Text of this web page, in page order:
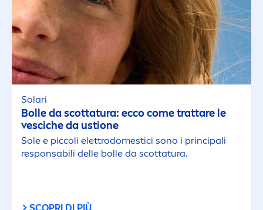
Solari
Bolle da scottatura: ecco come trattare le
vesciche da ustione
Sole e piccoli elettrodomestici sono i principali
responsabili delle bolle da scottatura.